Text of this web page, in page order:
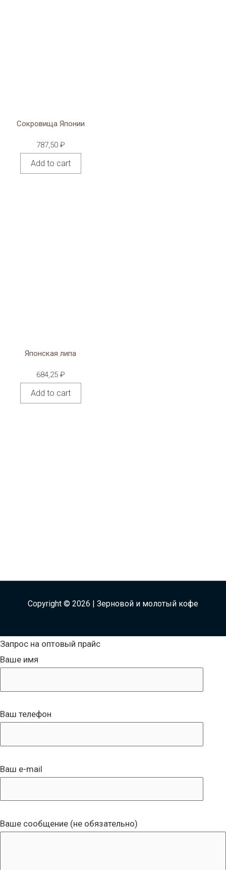
Сокровища Японии
787,50 ₽
Add to cart
Японская липа
684,25 ₽
Add to cart
Copyright © 2026 | Зерновой и молотый кофе
Запрос на оптовый прайс
Ваше имя
Ваш телефон
Ваш e-mail
Ваше сообщение (не обязательно)